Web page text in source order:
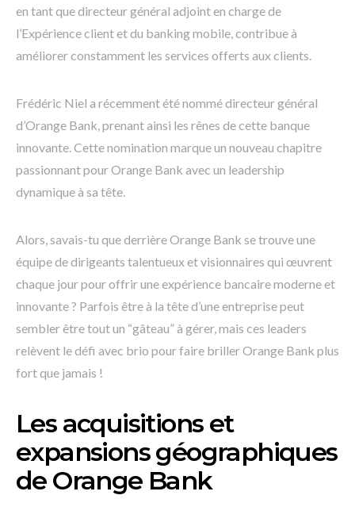
en tant que directeur général adjoint en charge de
l’Expérience client et du banking mobile, contribue à
améliorer constamment les services offerts aux clients.
Frédéric Niel a récemment été nommé directeur général
d’Orange Bank, prenant ainsi les rênes de cette banque
innovante. Cette nomination marque un nouveau chapitre
passionnant pour Orange Bank avec un leadership
dynamique à sa tête.
Alors, savais-tu que derrière Orange Bank se trouve une
équipe de dirigeants talentueux et visionnaires qui œuvrent
chaque jour pour offrir une expérience bancaire moderne et
innovante ? Parfois être à la tête d’une entreprise peut
sembler être tout un “gâteau” à gérer, mais ces leaders
relèvent le défi avec brio pour faire briller Orange Bank plus
fort que jamais !
Les acquisitions et
expansions géographiques
de Orange Bank